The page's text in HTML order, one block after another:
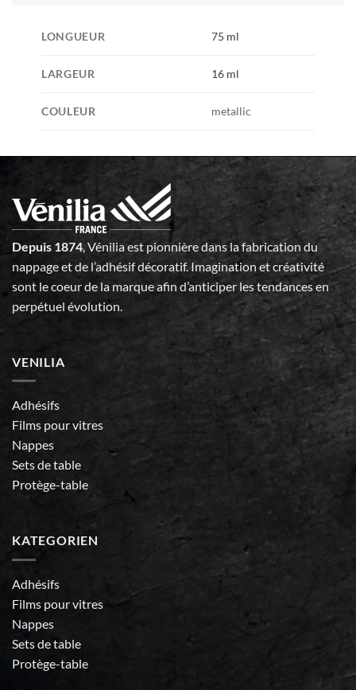
LONGUEUR 75 ml
LARGEUR 16 ml
COULEUR metallic
Depuis 1874, Vénilia est pionnière dans la fabrication du
nappage et de l’adhésif décoratif. Imagination et créativité
sont le coeur de la marque afin d’anticiper les tendances en
perpétuel évolution.
VENILIA
Adhésifs
Films pour vitres
Nappes
Sets de table
Protège-table
KATEGORIEN
Adhésifs
Films pour vitres
Nappes
Sets de table
Protège-table